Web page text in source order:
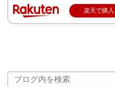
楽天で購入